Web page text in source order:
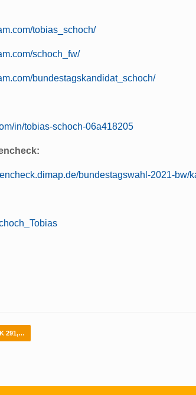
tobias_schoch/
schoch_fw/
bundestagskandidat_schoch/
in/tobias-schoch-06a418205
bundestagswahl-2021-bw/
291,…